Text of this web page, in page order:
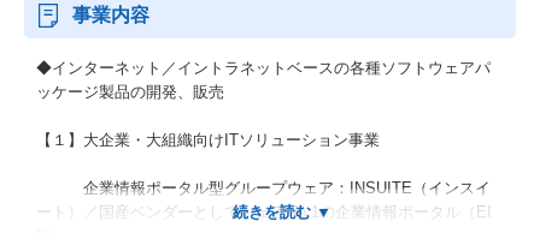
事業内容
◆インターネット／イントラネットベースの各種ソフトウェアパ
ッケージ製品の開発、販売
【１】大企業・大組織向けITソリューション事業
企業情報ポータル型グループウェア：INSUITE（インスイ
ート）／国産ベンダーとしてシェアNo.1の企業情報ポータル（EI